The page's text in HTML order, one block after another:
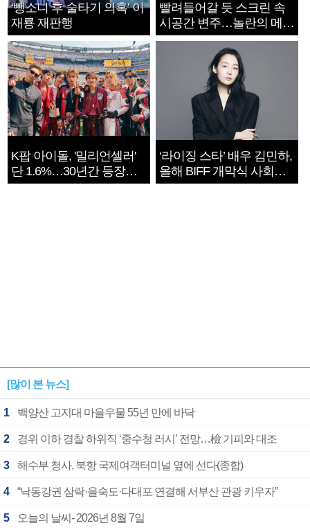
‘뺑소니 후 술타기 의혹’ 이
재룡 재판행
빨려들어갈 듯 스크린 속
시공간 변주…놀란의 메시
지는 ‘전쟁 속죄’
K팝 아이돌, '밀리언셀러'
단 1.6%…30년간 등장
1182개팀 전수조사
‘라이징 스타’ 배우 김민하,
올해 BIFF 개막식 사회자
확정
[많이 본 뉴스]
1 백양산 고지대 마을우물 55년 만에 바닥
2 경위 이하 경찰 하위직 ‘중수청 러시’ 전망…檢 기피와 대조
3 해수부 청사, 북항 국제여객터미널 옆에 선다(종합)
4 “낙동강권 삼락·을숙도·다대포 연결해 서부산 관광 키우자”
5 오늘의 날씨- 2026년 8월 7일